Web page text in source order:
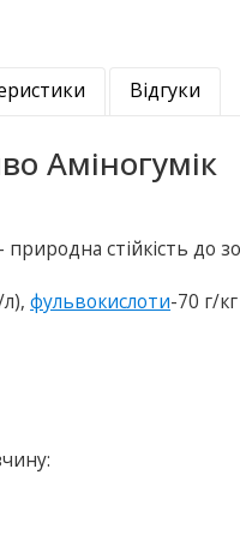
Відгуки
Аміногумік
природна стійкість до
л),фульвокислоти-70 г/